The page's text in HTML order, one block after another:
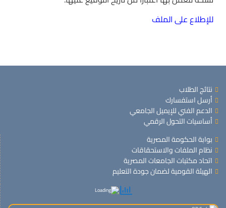
للإطلاع على الملف
نتائج الطلاب
أرسل استفسارك
الدعم الفني للإيميل الجامعي
أساسيات التحول الرقمي
بوابة الحكومة المصرية
نظام الملفات والاستحقاقات
اتحاد مكتبات الجامعات المصرية
الهيئة القومية لضمان جودة التعليم